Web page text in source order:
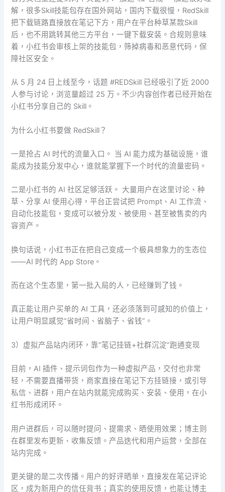
解，很多Skill技能包存在国外网站，国内下载很慢，RedSkill
把下载链路直接放在笔记下方，用户在平台种草某款Skill
后，也不用跳转其他三方平台，一键下载安装。合规则意味
着，小红书会审核上架的技能包，筛掉病毒和恶意代码，保
障社区安全。
从 5 月 24 日上线至今，话题 #REDSkill 已经吸引了近 2000
人参与讨论，浏览量超过 25 万。不少内容创作者已经开始在
小红书分享自己的 Skill。
为什么小红书要做 RedSkill？
一是抢占 AI 时代的流量入口。 当 AI 能力成为基础设施，谁
能成为技能分发中心，谁就能掌握下一个时代的流量密码。
二是小红书的 AI 社区足够活跃。 大量用户在这里讨论、种
草、分享 AI 使用心得，平台正尝试把 Prompt、AI 工作流、
自动化技能包，变成可以被分发、被使用、甚至被售卖的内
容资产。
换句话说，小红书正在把自己变成一个极具想象力的生态位
——AI 时代的 App Store。
而在这个生态里，第一批入局的人，已经赚到了钱。
真正能让用户买单的 AI 工具，还必须落到可感知的价值上，
让用户明显感觉“省时间、省脑子、省钱”。
3）虚拟产品站内闭环，靠“笔记挂链+社群沉淀”跑通变现
目前，AI 插件、提示词包作为一种虚拟产品，交付也非常
轻，不需要直播带货，商家直接在笔记下方挂链接，或引导
私信、进群，用户在站内就能完成购买、安装、使用，在小
红书形成闭环。
用户进群后，可以随时提问、提需求、晒使用效果；博主则
在群里发布更新、收集反馈。产品迭代和用户运营，全部在
站内完成。
更关键的是二次传播。用户的好评晒单，直接发在笔记评论
区，成为新用户的信任背书；真实的使用反馈，也能让博主